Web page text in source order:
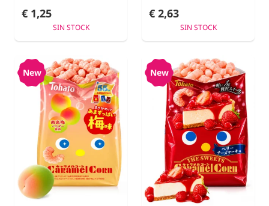
€ 1,25
SIN STOCK
€ 2,63
SIN STOCK
New New